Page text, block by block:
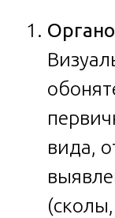
вида,